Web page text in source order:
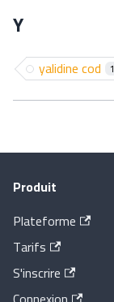
Y
yalidine cod 1
Produit
Plateforme
Tarifs
S'inscrire